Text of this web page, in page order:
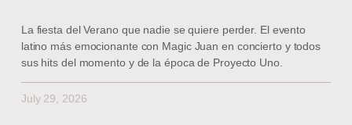
La fiesta del Verano que nadie se quiere perder. El evento
latino más emocionante con Magic Juan en concierto y todos
sus hits del momento y de la época de Proyecto Uno.
July 29, 2026